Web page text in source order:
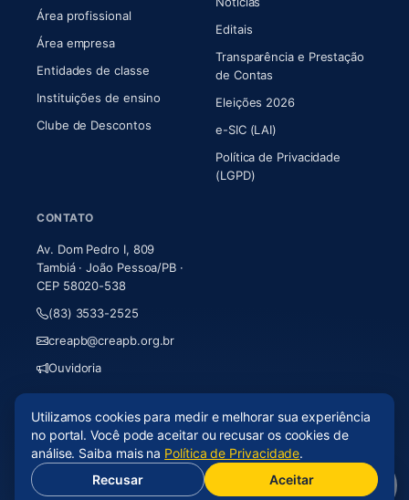
Área profissional
Área empresa
Entidades de classe
Instituições de ensino
Clube de Descontos
Editais
Transparência e Prestação
de Contas
Eleições 2026
e-SIC (LAI)
Política de Privacidade
(LGPD)
CONTATO
Av. Dom Pedro I, 809
Tambiá · João Pessoa/PB ·
CEP 58020-538
(83) 3533-2525
creapb@creapb.org.br
Ouvidoria
© 2026 CREA-PB · Todos os direitos reservados
Acessibilidade
Mapa do site· LGPD
Desenvolvido porAxium Analytics(abre em nova aba)
Utilizamos cookies para medir e melhorar sua experiência
no portal. Você pode aceitar ou recusar os cookies de
análise. Saiba mais na Política de Privacidade.
Recusar
Aceitar